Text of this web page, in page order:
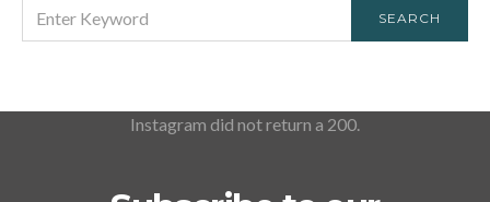
FOR:
SEARCH
Instagram did not return a 200.